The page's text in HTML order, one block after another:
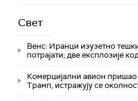
Свет
Венс: Иранци изузетно
потрајати; две експлозије
Комерцијални авион пришао
Трамп, истражују се